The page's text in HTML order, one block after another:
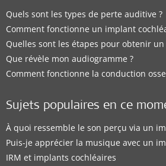
Quels sont les types de perte auditive ?
Comment fonctionne un implant
Quelles sont les étapes pour obtenir
Que révèle mon audiogramme ?
Comment fonctionne la conduction
Sujets populaires en ce
À quoi ressemble le son perçu via un
Puis-je apprécier la musique avec un
IRM et implants cochléaires